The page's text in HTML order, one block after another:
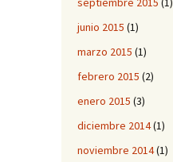
junio 2015 (1)
marzo 2015 (1)
febrero 2015 (2)
enero 2015 (3)
diciembre 2014(1)
noviembre 2014(1)